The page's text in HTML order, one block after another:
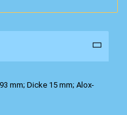
mm; Dicke 15 mm; Alox-